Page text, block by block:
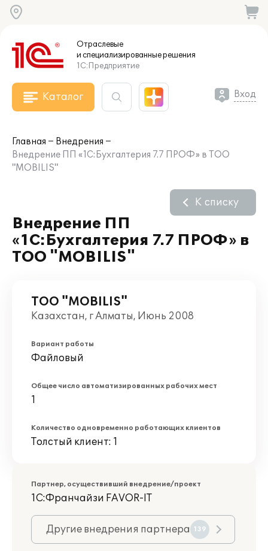
Отраслевые
и специализированныерешения
1С:Предприятие
Каталог Вход
Главная
Внедрения
Внедрение ПП «1С:Бухгалтерия 7.7 ПРОФ» в ТОО
"MOBILIS"
Внедрение ПП
«1С:Бухгалтерия 7.7 ПРОФ» в
ТОО "MOBILIS"
К списку
ТОО "MOBILIS"
Казахстан, г Алматы, Июнь 2008
Вариант работы
Файловый
Общее число автоматизированных рабочих мест
1
Количество одновременно работающих клиентов
Толстый клиент: 1
Партнер, осуществивший внедрение/проект
1С:Франчайзи FAVOR-IT
Другие внедрения партнера 139